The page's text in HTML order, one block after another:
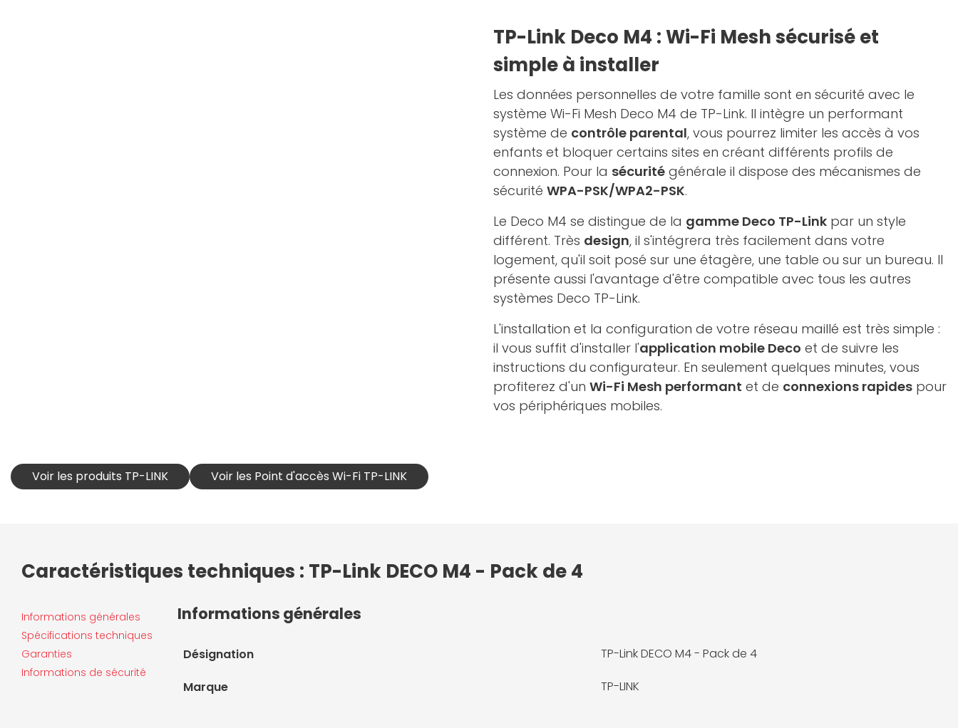
TP-Link Deco M4 : Wi-Fi Mesh sécurisé et
simple à installer
Les données personnelles de votre famille sont en sécurité avec le
système Wi-Fi Mesh Deco M4 de TP-Link. Il intègre un performant
système de contrôle parental, vous pourrez limiter les accès à vos
enfants et bloquer certains sites en créant différents profils de
connexion. Pour la sécurité générale il dispose des mécanismes de
sécurité WPA-PSK/WPA2-PSK.
Le Deco M4 se distingue de la gamme Deco TP-Link par un style
différent. Très design, il s'intégrera très facilement dans votre
logement, qu'il soit posé sur une étagère, une table ou sur un bureau. Il
présente aussi l'avantage d'être compatible avec tous les autres
systèmes Deco TP-Link.
L'installation et la configuration de votre réseau maillé est très simple :
il vous suffit d'installer l'application mobile Deco et de suivre les
instructions du configurateur. En seulement quelques minutes, vous
profiterez d'un Wi-Fi Mesh performant et de connexions rapides pour
vos périphériques mobiles.
Voir les produits TP-LINK Voir les Point d'accès Wi-Fi TP-LINK
Caractéristiques techniques : TP-Link DECO M4 - Pack de 4
Informations générales
Spécifications techniques
Garanties
Informations de sécurité
Informations générales
Désignation TP-Link DECO M4 - Pack de 4
Marque TP-LINK